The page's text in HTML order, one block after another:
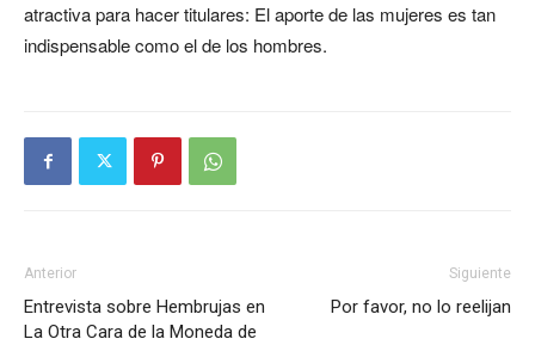
atractiva para hacer titulares: El aporte de las mujeres es tan
indispensable como el de los hombres.
Anterior
Entrevista sobre Hembrujas en
La Otra Cara de la Moneda de
Siguiente
Por favor, no lo reelijan